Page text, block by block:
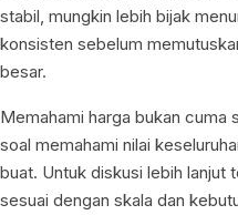
stabil, mungkin lebih bijak
konsisten sebelum
besar.
Memahami harga bukan
soal memahami nilai
buat. Untuk diskusi lebih lanjut
sesuai dengan skala dan